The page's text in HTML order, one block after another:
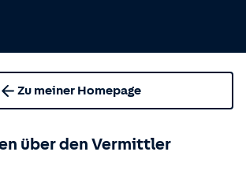
Zu meiner Homepage
über den Vermittler